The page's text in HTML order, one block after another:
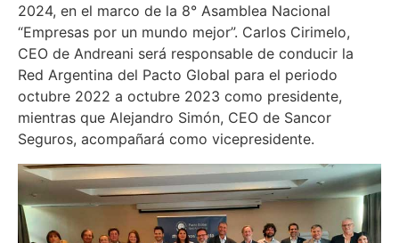
2024, en el marco de la 8° Asamblea Nacional
“Empresas por un mundo mejor”. Carlos Cirimelo,
CEO de Andreani será responsable de conducir la
Red Argentina del Pacto Global para el periodo
octubre 2022 a octubre 2023 como presidente,
mientras que Alejandro Simón, CEO de Sancor
Seguros, acompañará como vicepresidente.